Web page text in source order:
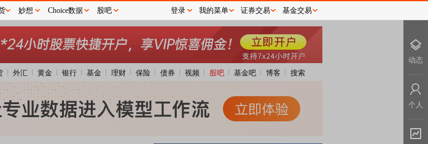
外汇 黄金 银行 基金 理财 保险 债券 视频 股吧 基金吧 博客 搜索
妙想 Choice数据 股吧 登录 我的菜单 证券交易 基金交易
动态
个人